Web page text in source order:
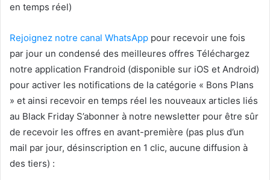
en temps réel)
Rejoignez notre canal WhatsApp pour recevoir une fois
par jour un condensé des meilleures offres Téléchargez
notre application Frandroid (disponible sur iOS et Android)
pour activer les notifications de la catégorie « Bons Plans
» et ainsi recevoir en temps réel les nouveaux articles liés
au Black Friday S’abonner à notre newsletter pour être sûr
de recevoir les offres en avant-première (pas plus d’un
mail par jour, désinscription en 1 clic, aucune diffusion à
des tiers) :